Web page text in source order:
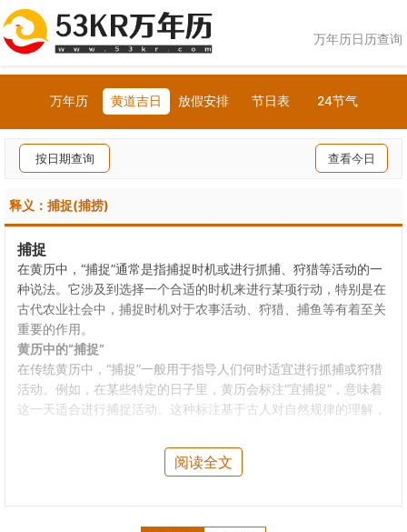
万年历日历查询
万年历 黄道吉日 放假安排 节日表 24节气
按日期查询 查看今日
释义：捕捉(捕捞)
捕捉
在黄历中，“捕捉”通常是指捕捉时机或进行抓捕、狩猎等活动的一
种说法。它涉及到选择一个合适的时机来进行某项行动，特别是在
古代农业社会中，捕捉时机对于农事活动、狩猎、捕鱼等有着至关
重要的作用。
黄历中的“捕捉”
在传统黄历中，“捕捉”一般用于指导人们何时适宜进行抓捕或狩猎
活动。例如，在某些特定的日子里，黄历会标注“宜捕捉”，意味着
这一天适合进行捕捉活动。这种标注基于古人对自然规律的理解，
：表示这一天适合进行捕捉活动，不论是捕鸟、捕虫除虫、
捕鱼还是其他形式的捕捉行为。
况不佳，或者是认为这一天进行捕捉会对自然生态造成不良影响。
阅读全文